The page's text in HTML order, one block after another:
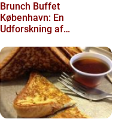
Brunch Buffet
København: En
Udforskning af